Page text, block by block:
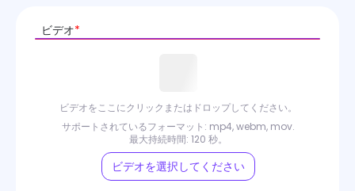
ビデオエンハンサー
動画透かし除去ツール
ビデオ*
ビデオをここにクリックまたはドロップしてください。
サポートされているフォーマット: mp4, webm, mov.
最大持続時間: 120 秒。
ビデオを選択してください